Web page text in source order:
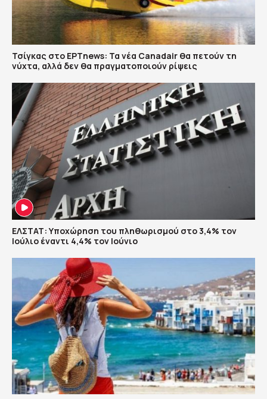
Τσίγκας στο ΕΡΤnews: Τα νέα Canadair θα πετούν τη
νύχτα, αλλά δεν θα πραγματοποιούν ρίψεις
ΕΛΣΤΑΤ: Υποχώρηση του πληθωρισμού στο 3,4% τον
Ιούλιο έναντι 4,4% τον Ιούνιο